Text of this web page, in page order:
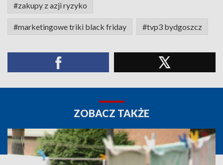
#zakupy z azji ryzyko
#marketingowe triki black friday #tvp3 bydgoszcz
ZOBACZ TAKŻE